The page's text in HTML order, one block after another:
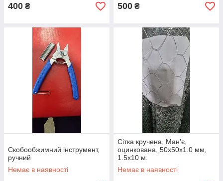
400 ₴ 500 ₴
Скобообжимний інструмент,
ручний
Немає в наявності
Сітка кручена, Ман'є,
оцинкована, 50х50х1.0 мм,
1.5х10 м.
Немає в наявності